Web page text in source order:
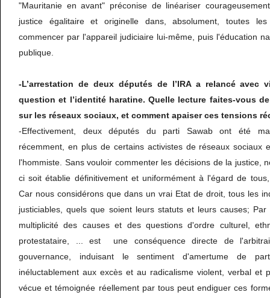
"Mauritanie en avant" préconise de linéariser
justice égalitaire et originelle dans, absolument, toutes
commencer par l'appareil judiciaire lui-même, puis l'éducation
publique.
-L’arrestation de deux députés de l’IRA a relancé avec
question et l’identité haratine. Quelle lecture faites-vous
sur les réseaux sociaux, et comment apaiser ces tensions
-Effectivement, deux députés du parti Sawab ont été
récemment, en plus de certains activistes de réseaux sociaux
l'hommiste. Sans vouloir commenter les décisions de la justice,
ci soit établie définitivement et uniformément à l'égard de
Car nous considérons que dans un vrai Etat de droit, tous les
justiciables, quels que soient leurs statuts et leurs causes;
multiplicité des causes et des questions d'ordre culturel,
protestataire, ... est une conséquence directe de
gouvernance, induisant le sentiment d'amertume de
inéluctablement aux excès et au radicalisme violent, verbal et
vécue et témoignée réellement par tous peut endiguer ces